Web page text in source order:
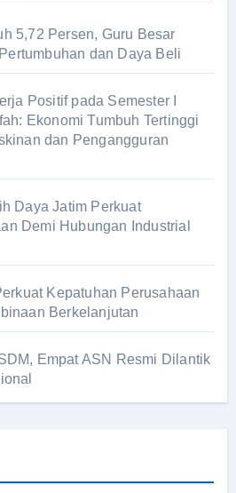
5,72 Persen, Guru Besar
dan Daya Beli
Positif pada Semester I
Ekonomi Tumbuh Tertinggi
dan Pengangguran
Daya Jatim Perkuat
Demi Hubungan Industrial
Kepatuhan Perusahaan
Berkelanjutan
Empat ASN Resmi Dilantik